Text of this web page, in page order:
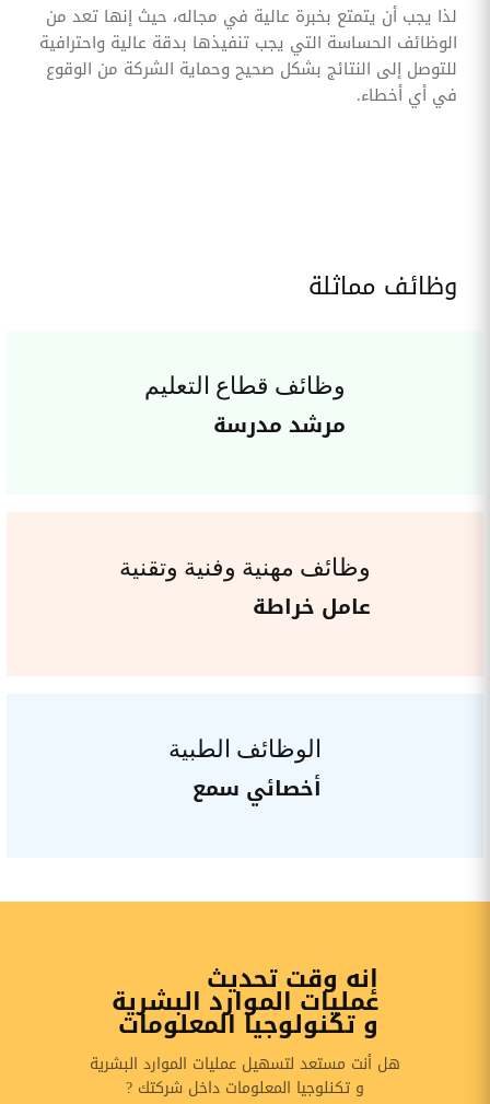
لذا يجب أن يتمتع بخبرة عالية في مجاله، حيث إنها تعد من
الوظائف الحساسة التي يجب تنفيذها بدقة عالية واحترافية
للتوصل إلى النتائج بشكل صحيح وحماية الشركة من الوقوع
في أي أخطاء.
وظائف مماثلة
وظائف قطاع التعليم
مرشد مدرسة
وظائف مهنية وفنية وتقنية
عامل خراطة
الوظائف الطبية
أخصائي سمع
إنه وقت تحديث
عمليات الموارد البشرية
و تكنولوجيا المعلومات
هل أنت مستعد لتسهيل عمليات الموارد البشرية
و تكنلوجيا المعلومات داخل شركتك ?